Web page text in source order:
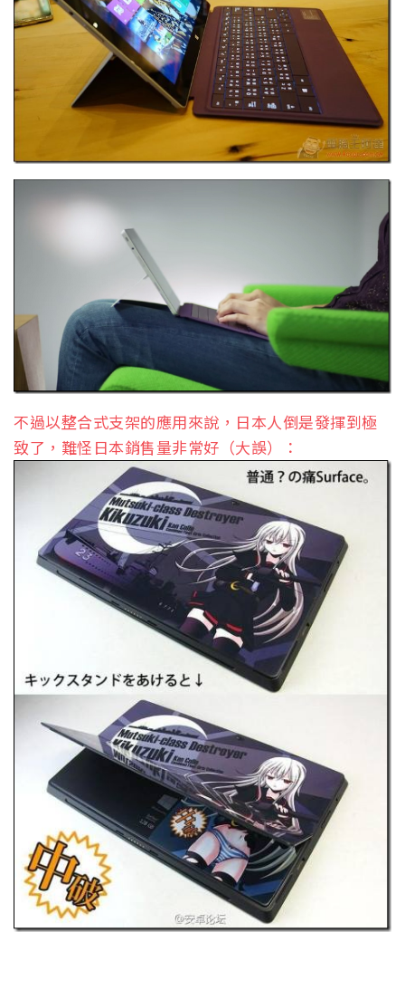
不過以整合式支架的應用來說，日本人倒是發揮到極
致了，難怪日本銷售量非常好（大誤）：